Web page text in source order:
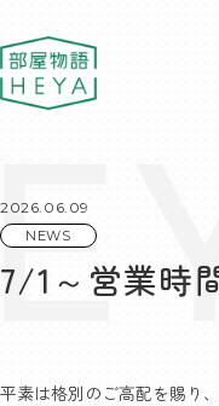
2026.06.09
NEWS
7/1～営業時
平素は格別のご高配を賜り